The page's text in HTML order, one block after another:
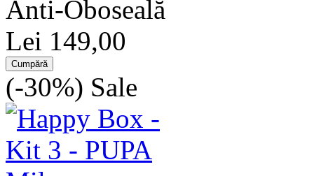
Anti-Oboseală
Lei 149,00
Cumpără
(-30%) Sale